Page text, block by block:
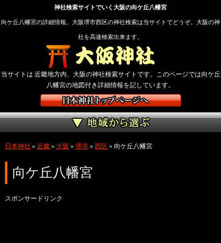
神社検索サイトでいく大阪の向ケ丘八幡宮
向ケ丘八幡宮の詳細情報。大阪堺市西区の神社検索は当サイトでどうぞ。大阪の神
社を高速検索出来ます。
当サイトは 近畿地方内、大阪の神社検索サイトです。このページでは向ケ丘
八幡宮の地図付き詳細情報を記しています。
日本神社 » 近畿 » 大阪 » 堺市 » 西区 » 向ケ丘八幡宮
向ケ丘八幡宮
スポンサードリンク